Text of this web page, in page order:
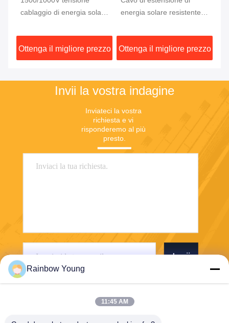
cablaggio di energia solare
ecocompatibili
Ottenga il migliore prezzo
energia solare resistente
e conduttore di rame
stagnato
Ottenga il migliore prezzo
Invii la vostra indagine
Inviateci la vostra
richiesta e vi
risponderemo al più
presto.
Invii
Rainbow Young
11:45 AM